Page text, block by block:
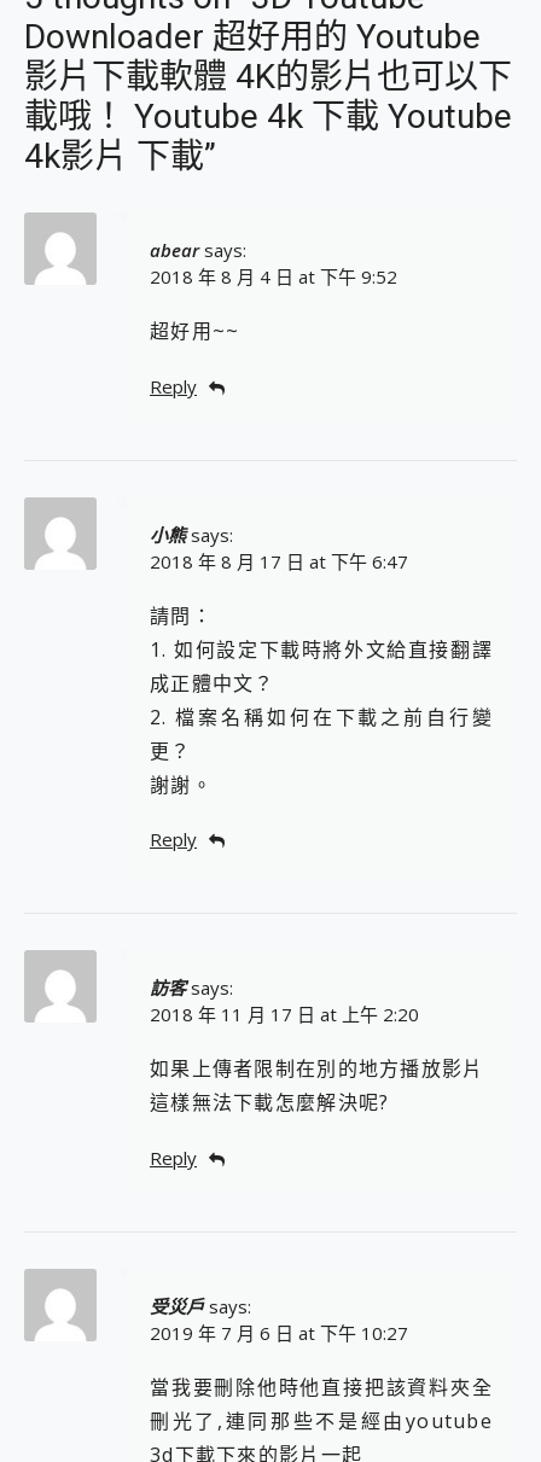
Downloader 超好用的 Youtube
影片下載軟體 4K的影片也可以下
載哦！ Youtube 4k 下載 Youtube
4k影片 下載”
abear says:
2018 年 8 月 4 日 at 下午 9:52
超好用~~
Reply
小熊 says:
2018 年 8 月 17 日 at 下午 6:47
請問：
1. 如何設定下載時將外文給直接翻譯
成正體中文？
2. 檔案名稱如何在下載之前自行變
更？
謝謝。
Reply
訪客 says:
2018 年 11 月 17 日 at 上午 2:20
如果上傳者限制在別的地方播放影片
這樣無法下載怎麼解決呢?
Reply
受災戶 says:
2019 年 7 月 6 日 at 下午 10:27
當我要刪除他時他直接把該資料夾全
刪光了,連同那些不是經由youtube
3d下載下來的影片一起